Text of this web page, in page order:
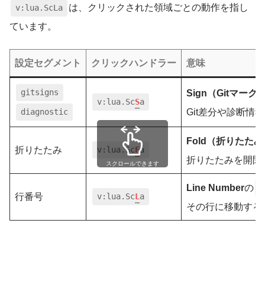
v:lua.ScLa
は、クリックされた領域ごとの動作を指し
ています。
設定セグメント クリックハンドラー 意味
gitsigns
diagnostic
v:lua.ScSa
Sign（Gitマーク
Git差分や診断情
折りたたみ v:lua.ScFa
Fold（折りたた
折りたたみを開閉
行番号 v:lua.ScL a
Line Numberの
その行に移動する
スクロールできます